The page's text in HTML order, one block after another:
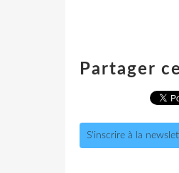
Partager
S'inscrire à la